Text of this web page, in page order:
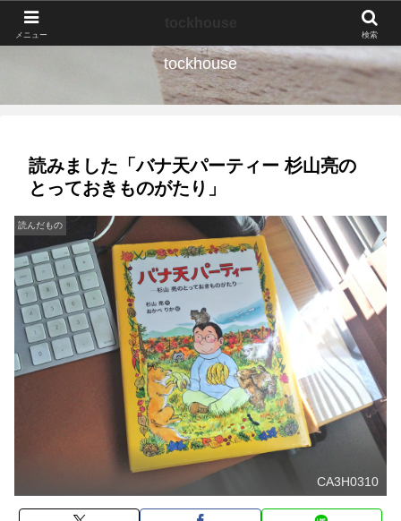
tockhouse
読みました「バナ天パーティー 杉山亮の
とっておきものがたり」
読んだもの
CA3H0310
メニュー 検索